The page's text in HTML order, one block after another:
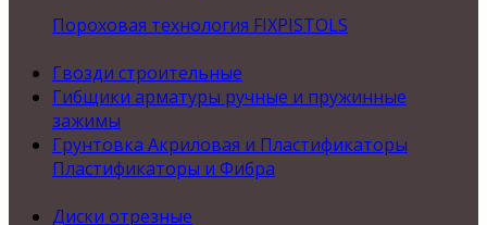
Пороховая технология FIXPISTOLS
Гвозди строительные
Гибщики арматуры ручные и пружинные
зажимы
Грунтовка Акриловая и Пластификаторы
Пластификаторы и Фибра
Диски отрезные